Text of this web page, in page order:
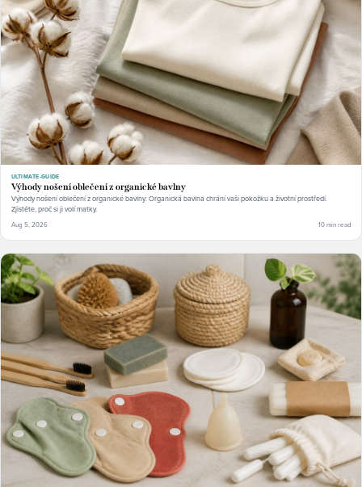
ULTIMATE-GUIDE
Výhody nošení oblečení z organické bavlny
Výhody nošení oblečení z organické bavlny: Organická bavlna chrání vaši pokožku a životní prostředí.
Zjistěte, proč si ji volí matky.
Aug 5, 2026 10 min read